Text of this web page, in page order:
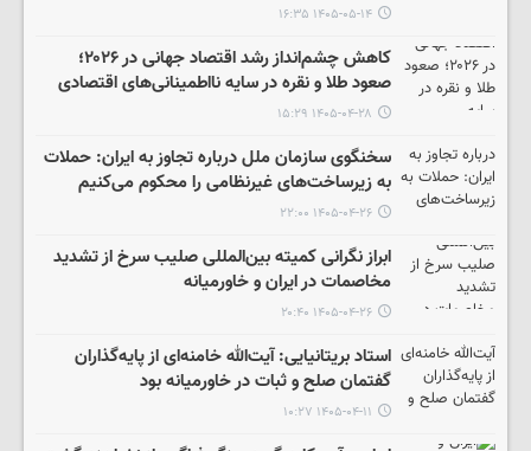
۱۴۰۵-۰۵-۱۴ ۱۶:۳۵
کاهش چشم‌انداز رشد اقتصاد جهانی در ۲۰۲۶؛
صعود طلا و نقره در سایه نااطمینانی‌های اقتصادی
۱۴۰۵-۰۴-۲۸ ۱۵:۲۹
سخنگوی سازمان ملل درباره تجاوز به ایران: حملات
به زیرساخت‌های غیرنظامی را محکوم می‌کنیم
۱۴۰۵-۰۴-۲۶ ۲۲:۰۰
ابراز نگرانی کمیته بین‌المللی صلیب سرخ از تشدید
مخاصمات در ایران و خاورمیانه
۱۴۰۵-۰۴-۲۶ ۲۰:۴۰
استاد بریتانیایی: آیت‌الله خامنه‌ای از پایه‌گذاران
گفتمان صلح و ثبات در خاورمیانه بود
۱۴۰۵-۰۴-۱۱ ۱۰:۲۷